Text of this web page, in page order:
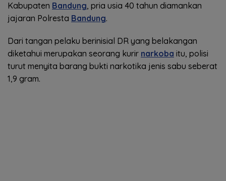
Kabupaten Bandung, pria usia 40 tahun diamankan
jajaran Polresta Bandung.
Dari tangan pelaku berinisial DR yang belakangan
diketahui merupakan seorang kurir narkoba itu, polisi
turut menyita barang bukti narkotika jenis sabu seberat
1,9 gram.